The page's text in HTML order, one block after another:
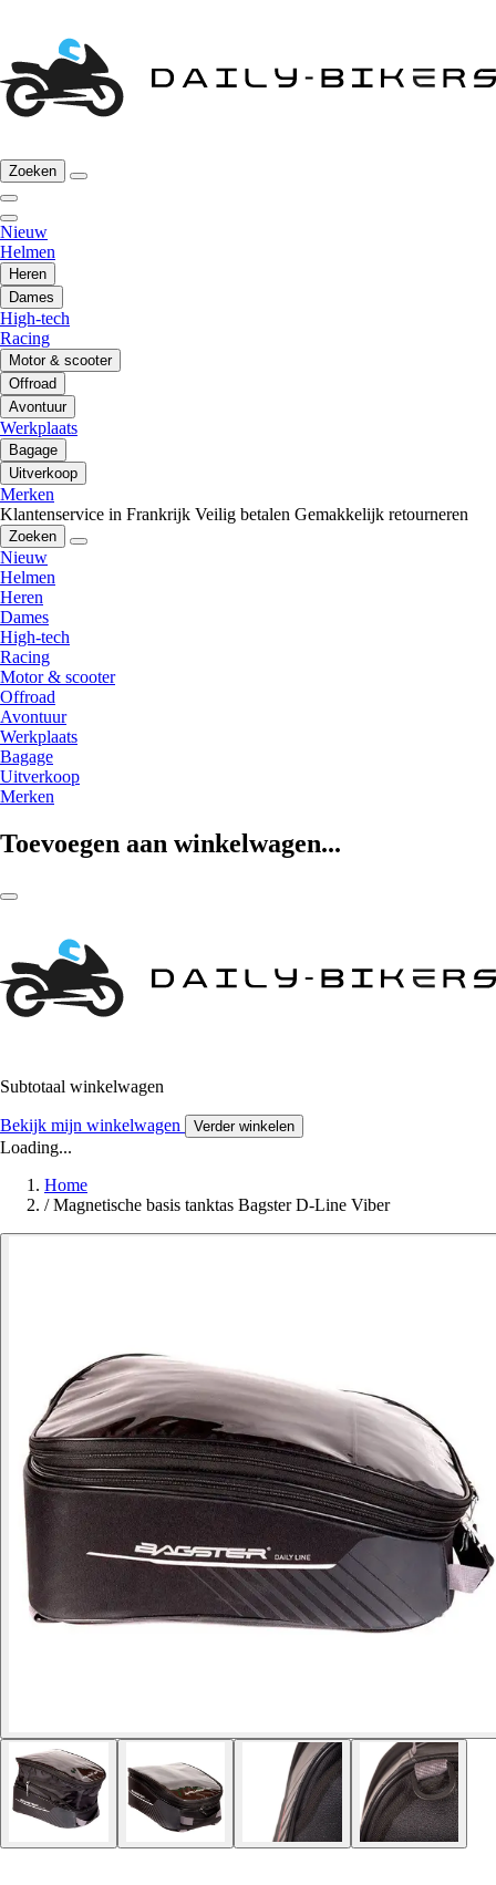
Zoeken
Nieuw
Helmen
Heren
Dames
High-tech
Racing
Motor & scooter
Offroad
Avontuur
Werkplaats
Bagage
Uitverkoop
Merken
Klantenservice in Frankrijk Veilig betalen Gemakkelijk retourneren
Zoeken
Nieuw
Helmen
Heren
Dames
High-tech
Racing
Motor & scooter
Offroad
Avontuur
Werkplaats
Bagage
Uitverkoop
Merken
Toevoegen aan winkelwagen...
Subtotaal winkelwagen
Bekijk mijn winkelwagen Verder winkelen
Loading...
Home
/ Magnetische basis tanktas Bagster D-Line Viber